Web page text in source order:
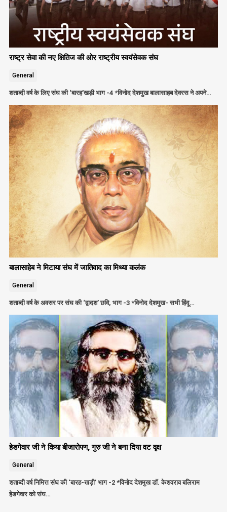
राष्ट्र सेवा की नए क्षितिज की ओर राष्ट्रीय स्वयंसेवक संघ
General
शताब्दी वर्ष के लिए संघ की ‘बारह’खड़ी भाग -4 *विनोद देशमुख बालासाहब देवरस ने अपने…
बालासाहेब ने मिटाया संघ में जातिवाद का मिथ्या कलंक
General
शताब्दी वर्ष के अवसर पर संघ की ‘द्वादश’ छवि, भाग -3 *विनोद देशमुख- सभी हिंदू…
हेडगेवार जी ने किया बीजारोपण, गुरु जी ने बना दिया वट वृक्ष
General
शताब्दी वर्ष निमित्त संघ की ‘बारह-खड़ी’ भाग -2 *विनोद देशमुख डॉ. केशवराव बलिराम
हेडगेवार को संघ…